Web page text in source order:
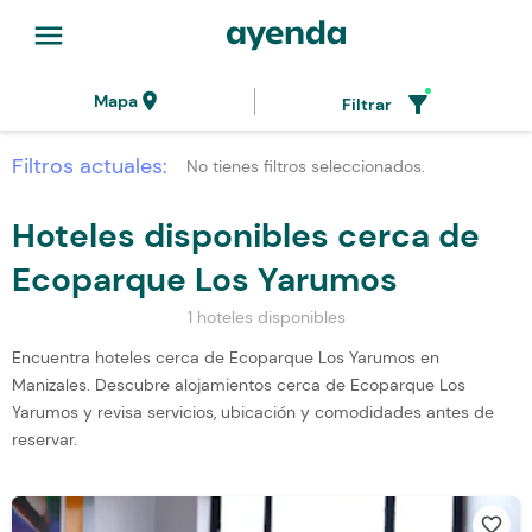
menu
Mapalocation_on Filtrar filter_alt
Filtros actuales: No tienes filtros seleccionados.
Hoteles disponibles cerca de
Ecoparque Los Yarumos
1 hoteles disponibles
Encuentra hoteles cerca de Ecoparque Los Yarumos en
Manizales. Descubre alojamientos cerca de Ecoparque Los
Yarumos y revisa servicios, ubicación y comodidades antes de
reservar.
favorite_border